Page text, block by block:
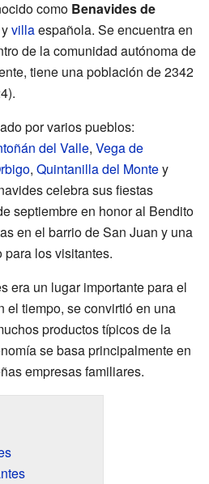
como Benavides de
yvillaespañola. Se encuentra en
de la comunidad autónoma de
tiene una población de 2342
por varios pueblos:
del Valle, Vega de
, Quintanilla del Montey
celebra sus fiestas
septiembre en honor al Bendito
en el barrio de San Juan y una
los visitantes.
era un lugar importante para el
el tiempo, se convirtió en una
productos típicos de la
se basa principalmente en
empresas familiares.